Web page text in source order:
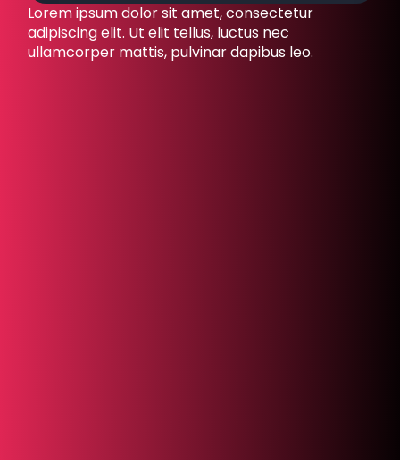
Lorem ipsum dolor sit amet, consectetur
adipiscing elit. Ut elit tellus, luctus nec
ullamcorper mattis, pulvinar dapibus leo.